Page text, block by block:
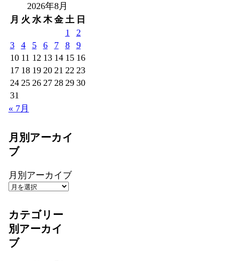
2026年8月
月 火 水 木 金 土 日
1
2
3
4 5 6 7 8
9
10 11 12 13 14 15 16
17 18 19 20 21 22 23
24 25 26 27 28 29 30
31
« 7月
月別アーカイ
ブ
月別アーカイブ
カテゴリー
別アーカイ
ブ